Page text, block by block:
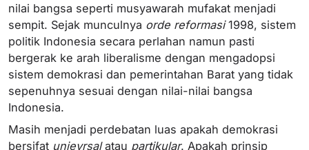
nilai bangsa seperti musyawarah mufakat menjadi
sempit. Sejak munculnya orde reformasi1998, sistem
politik Indonesia secara perlahan namun pasti
bergerak ke arah liberalisme dengan mengadopsi
sistem demokrasi dan pemerintahan Barat yang tidak
sepenuhnya sesuai dengan nilai-nilai bangsa
Indonesia.
Masih menjadi perdebatan luas apakah demokrasi
bersifat unievrsalatau partikular. Apakah prinsip